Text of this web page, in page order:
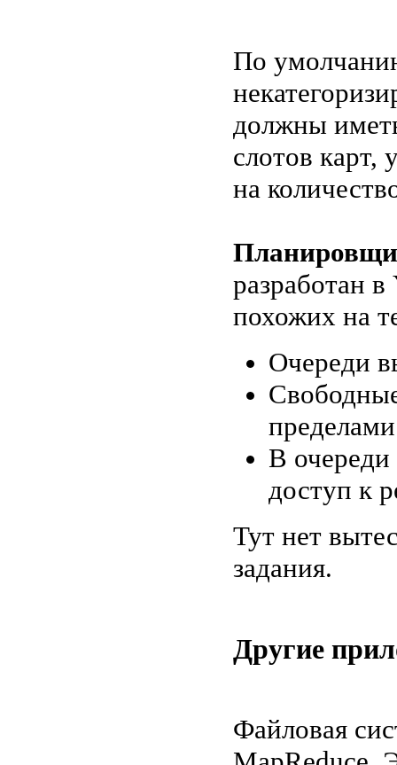
По
должны
слотов карт,
на
разработан
похожих на
Очереди
В
доступ к
Тут нет
задания.
Другие
Файловая